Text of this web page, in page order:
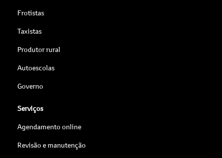
Frotistas
Taxistas
Produtor rural
Autoescolas
Governo
Serviços
Agendamento online
Revisão e manutenção